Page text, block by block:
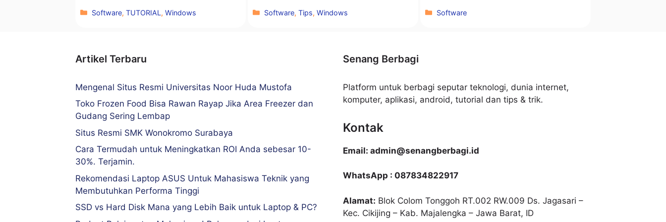
Kategori
Software,TUTORIAL,Windows Kategori
Software,Tips,Windows Kategori
Software
Artikel Terbaru
Mengenal Situs Resmi Universitas Noor Huda Mustofa
Toko Frozen Food Bisa Rawan Rayap Jika Area Freezer dan
Gudang Sering Lembap
Situs Resmi SMK Wonokromo Surabaya
Cara Termudah untuk Meningkatkan ROI Anda sebesar 10-
30%. Terjamin.
Rekomendasi Laptop ASUS Untuk Mahasiswa Teknik yang
Membutuhkan Performa Tinggi
SSD vs Hard Disk Mana yang Lebih Baik untuk Laptop & PC?
Senang Berbagi
Platform untuk berbagi seputar teknologi, dunia internet,
komputer, aplikasi, android, tutorial dan tips & trik.
Kontak
Email: admin@senangberbagi.id
WhatsApp : 087834822917
Alamat: Blok Colom Tonggoh RT.002 RW.009 Ds. Jagasari –
Kec. Cikijing – Kab. Majalengka – Jawa Barat, ID